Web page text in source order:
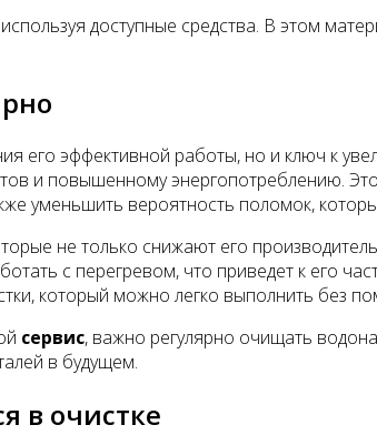
доступные средства. В этом
его эффективной работы, но и ключ к
и повышенному энергопотреблению.
уменьшить вероятность поломок,
не только снижают его
с перегревом, что приведет к его
который можно легко выполнить без
сервис, важно регулярно очищать
в будущем.
в очистке